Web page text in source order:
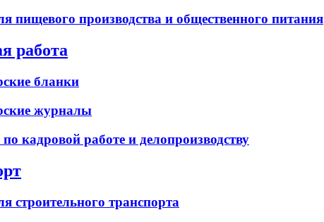
пищевого производства и общественного питания
работа
бланки
журналы
кадровой работе и делопроизводству
строительного транспорта